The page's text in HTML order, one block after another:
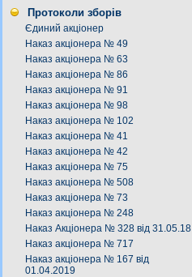
Протоколи зборів
Єдиний акціонер
Наказ акціонера № 49
Наказ акціонера № 63
Наказ акціонера № 86
Наказ акціонера № 91
Наказ акціонера № 98
Наказ акціонера № 102
Наказ акціонера № 41
Наказ акціонера № 42
Наказ акціонера № 75
Наказ акціонера № 508
Наказ акціонера № 73
Наказ акціонера № 248
Наказ Акціонера № 328 від 31.05.18
Наказ акціонера № 717
Наказ акціонера № 167 від
01.04.2019